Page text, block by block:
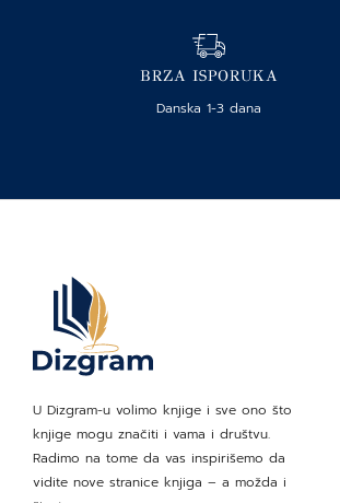
BRZA ISPORUKA
Danska 1-3 dana
U Dizgram-u volimo knjige i sve ono što
knjige mogu značiti i vama i društvu.
Radimo na tome da vas inspirišemo da
vidite nove stranice knjiga – a možda i